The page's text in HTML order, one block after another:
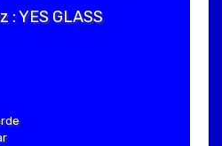
: YES GLASS